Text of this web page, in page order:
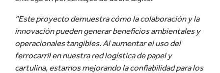
“Este proyecto demuestra cómo la colaboración y la
innovación pueden generar beneficios ambientales y
operacionales tangibles. Al aumentar el uso del
ferrocarril en nuestra red logística de papel y
cartulina, estamos mejorando la confiabilidad para los